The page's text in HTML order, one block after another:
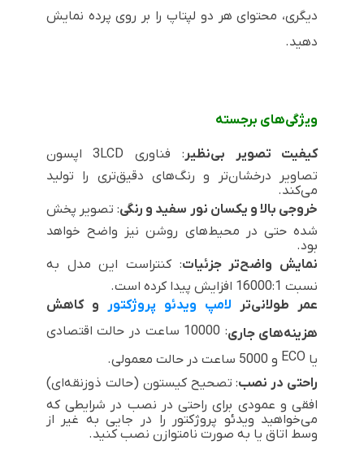
دیگری، محتوای هر دو لپتاپ را بر روی پرده نمایش
دهید.
ویژگی‌های برجسته
کیفیت تصویر بی‌نظیر: فناوری 3LCDاپسون
تصاویر درخشان‌تر و رنگ‌های دقیق‌تری را تولید
می‌کند.
خروجی بالا و یکسان نور سفید و رنگی: تصویر پخش
شده حتی در محیط‌های روشن نیز واضح خواهد
بود.
نمایش واضح‌تر جزئیات: کنتراست این مدل به
نسبت 16000:1 افزایش پیدا کرده است.
عمر طولانی‌تر لامپ ویدئو پروژکتور و کاهش
هزینه‌های جاری : 10000 ساعت در حالت اقتصادی
یا ECO و 5000 ساعت در حالت معمولی.
راحتی در نصب: تصحیح کیستون (حالت ذوزنقه‌ای)
افقی و عمودی برای راحتی در نصب در شرایطی که
می‌خواهید ویدئو پروژکتور را در جایی به غیر از
وسط اتاق یا به صورت نامتوازن نصب کنید.